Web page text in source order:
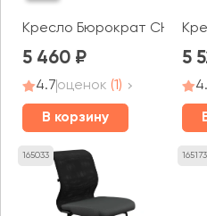
Кресло Бюрократ CH-
5 460
4.7оценок (1)
В корзину
5
165033 165173